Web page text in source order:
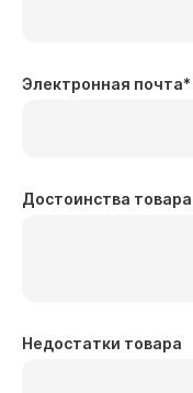
Электронная почта*
Достоинства товара
Недостатки товара